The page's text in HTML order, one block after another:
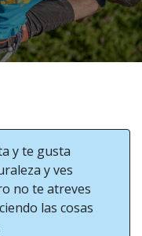
y te gusta
y ves
no te atreves
las cosas